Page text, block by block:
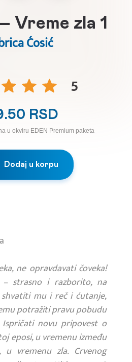
Vreme zla 1
Ćosić
5
RSD
u okviru EDEN Premium paketa
Dodaj u korpu
ne opravdavati čoveka!
– strasno i razborito, na
mu i reč i ćutanje,
potražiti pravu pobudu
Ispričati novu pripovest o
eposi, u vremenu između
u vremenu zla. Crvenog